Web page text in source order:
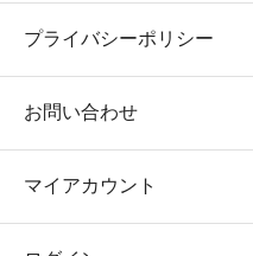
プライバシーポリシー
お問い合わせ
マイアカウント